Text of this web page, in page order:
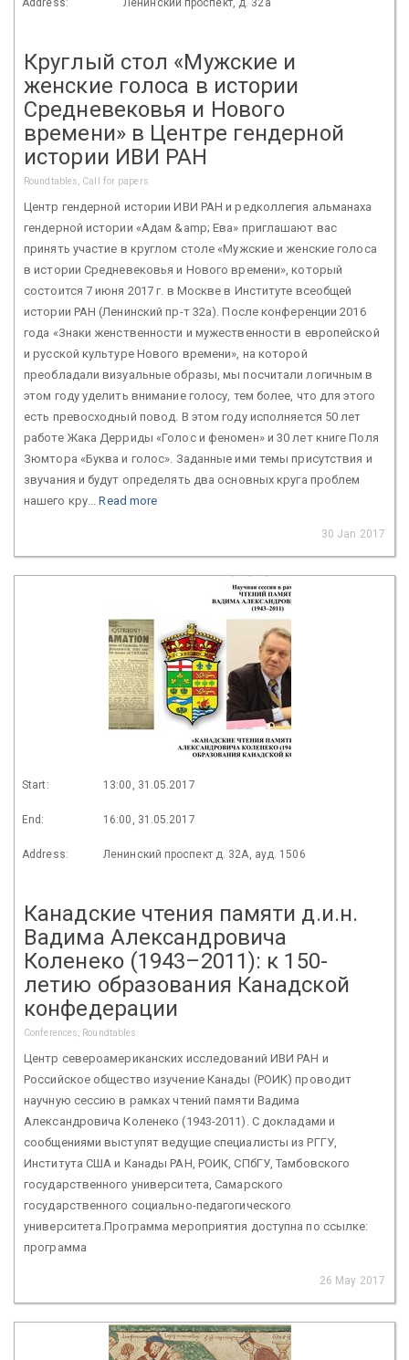
Круглый стол «Мужские и
женские голоса в истории
Средневековья и Нового
времени» в Центре гендерной
истории ИВИ РАН
Roundtables, Call for papers
Центр гендерной истории ИВИ РАН и редколлегия альманаха
гендерной истории «Адам &amp; Ева» приглашают вас
принять участие в круглом столе «Мужские и женские голоса
в истории Средневековья и Нового времени», который
состоится 7 июня 2017 г. в Москве в Институте всеобщей
истории РАН (Ленинский пр-т 32а). После конференции 2016
года «Знаки женственности и мужественности в европейской
и русской культуре Нового времени», на которой
преобладали визуальные образы, мы посчитали логичным в
этом году уделить внимание голосу, тем более, что для этого
есть превосходный повод. В этом году исполняется 50 лет
работе Жака Дерриды «Голос и феномен» и 30 лет книге Поля
Зюмтора «Буква и голос». Заданные ими темы присутствия и
звучания и будут определять два основных круга проблем
нашего кру...Read more
30 Jan 2017
Start: 13:00, 31.05.2017
End: 16:00, 31.05.2017
Address: Ленинский проспект д. 32А, ауд. 1506
Канадские чтения памяти д.и.н.
Вадима Александровича
Коленеко (1943–2011): к 150-
летию образования Канадской
конфедерации
Conferences, Roundtables
Центр североамериканских исследований ИВИ РАН и
Российское общество изучение Канады (РОИК) проводит
научную сессию в рамках чтений памяти Вадима
Александровича Коленеко (1943-2011). С докладами и
сообщениями выступят ведущие специалисты из РГГУ,
Института США и Канады РАН, РОИК, СПбГУ, Тамбовского
государственного университета, Самарского
государственного социально-педагогического
университета.Программа мероприятия доступна по ссылке:
программа
26 May 2017